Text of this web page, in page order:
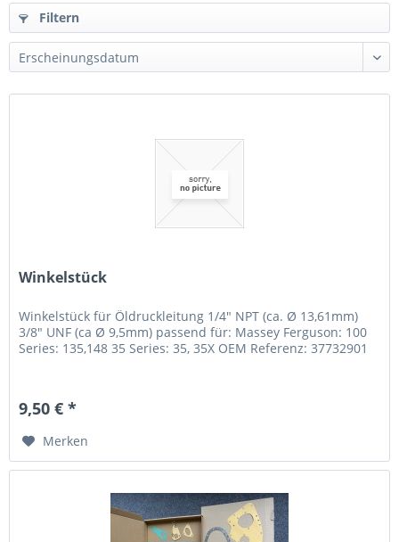
Filtern
Winkelstück
Winkelstück für Öldruckleitung 1/4" NPT (ca. Ø 13,61mm)
3/8" UNF (ca Ø 9,5mm) passend für: Massey Ferguson: 100
Series: 135,148 35 Series: 35, 35X OEM Referenz: 37732901
9,50 € *
Merken